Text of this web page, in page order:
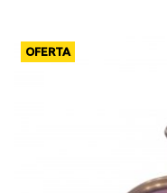
OFERTA